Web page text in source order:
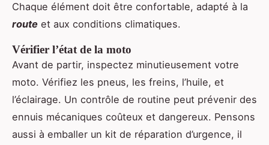
Chaque élément doit être confortable, adapté à la
route et aux conditions climatiques.
Vérifier l’état de la moto
Avant de partir, inspectez minutieusement votre
moto. Vérifiez les pneus, les freins, l’huile, et
l’éclairage. Un contrôle de routine peut prévenir des
ennuis mécaniques coûteux et dangereux. Pensons
aussi à emballer un kit de réparation d’urgence, il